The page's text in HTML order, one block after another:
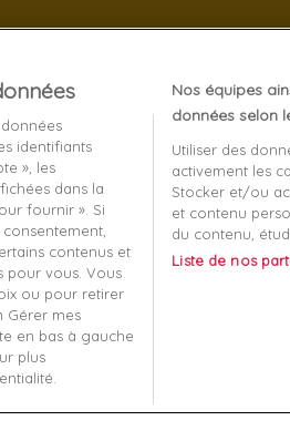
client
et remboursement
sécurisé
nous
ma commande
identifiants
», les
dans la
fournir ». Si
contenus et
pour vous. Vous
ou pour retirer
Gérer mes
en bas à gauche
plus
Nos équipes
données selon
Utiliser des
activement les
Stocker et/ou
et contenu
du contenu,
Liste de nos